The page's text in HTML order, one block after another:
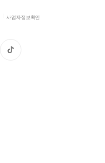
사업자정보확인
틱
톡